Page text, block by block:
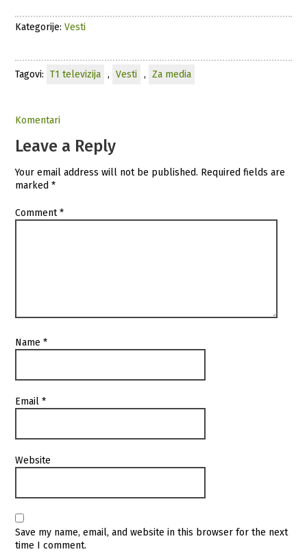
Kategorije:Vesti
Tagovi: T1 televizija , Vesti , Za media
Komentari
Leave a Reply
Your email address will not be published. Required fields are
marked*
Comment*
Name*
Email*
Website
Save my name, email, and website in this browser for the next
time I comment.